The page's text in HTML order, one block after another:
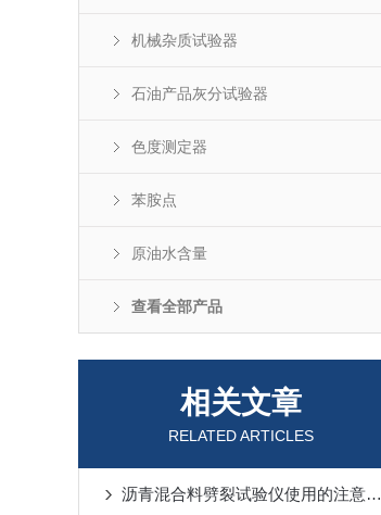
机械杂质试验器
石油产品灰分试验器
色度测定器
苯胺点
原油水含量
查看全部产品
相关文章
RELATED ARTICLES
沥青混合料劈裂试验仪使用的注意事项